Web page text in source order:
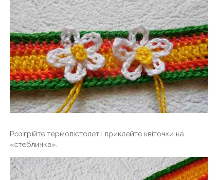
Розігрійте термопістолет і приклейте квіточки на
«стеблинка».